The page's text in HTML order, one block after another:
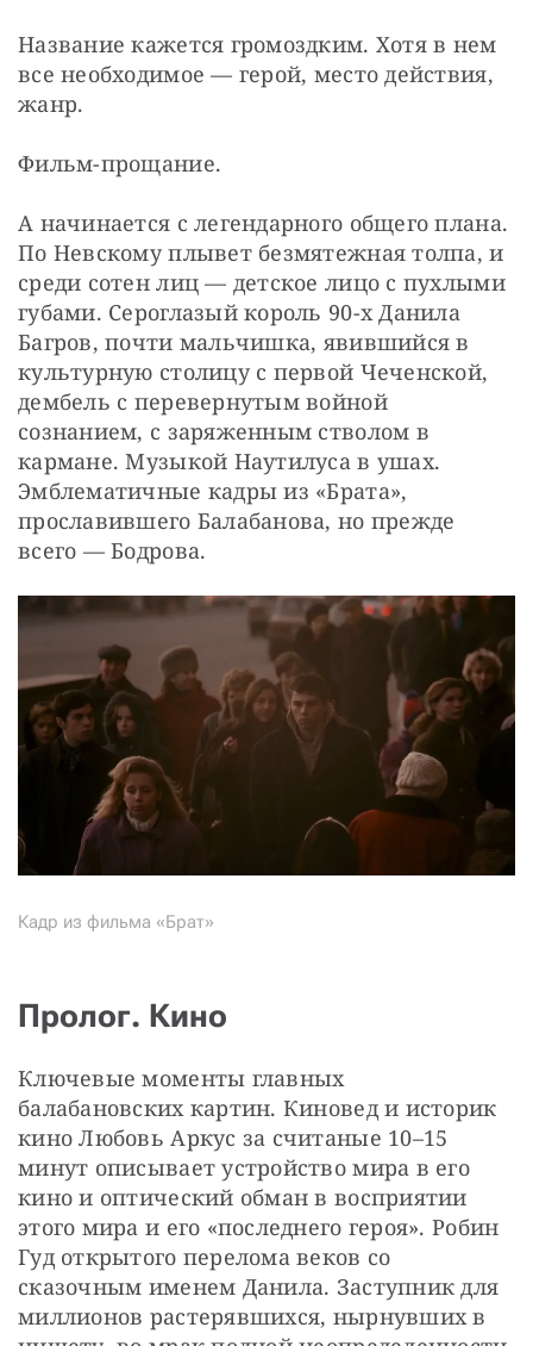
Название кажется громоздким. Хотя в нем
все необходимое — герой, место действия,
жанр.
Фильм-прощание.
А начинается с легендарного общего плана.
По Невскому плывет безмятежная толпа, и
среди сотен лиц — детское лицо с пухлыми
губами. Сероглазый король 90-х Данила
Багров, почти мальчишка, явившийся в
культурную столицу с первой Чеченской,
дембель с перевернутым войной
сознанием, с заряженным стволом в
кармане. Музыкой Наутилуса в ушах.
Эмблематичные кадры из «Брата»,
прославившего Балабанова, но прежде
всего — Бодрова.
Кадр из фильма «Брат»
Пролог. Кино
Ключевые моменты главных
балабановских картин. Киновед и историк
кино Любовь Аркус за считаные 10–15
минут описывает устройство мира в его
кино и оптический обман в восприятии
этого мира и его «последнего героя». Робин
Гуд открытого перелома веков со
сказочным именем Данила. Заступник для
миллионов растерявшихся, нырнувших в